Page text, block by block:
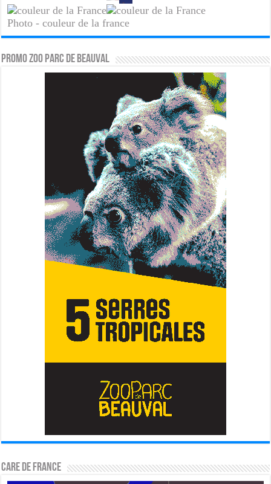
Photo - couleur de la france
PROMO ZOO PARC DE BEAUVAL
CARE DE FRANCE